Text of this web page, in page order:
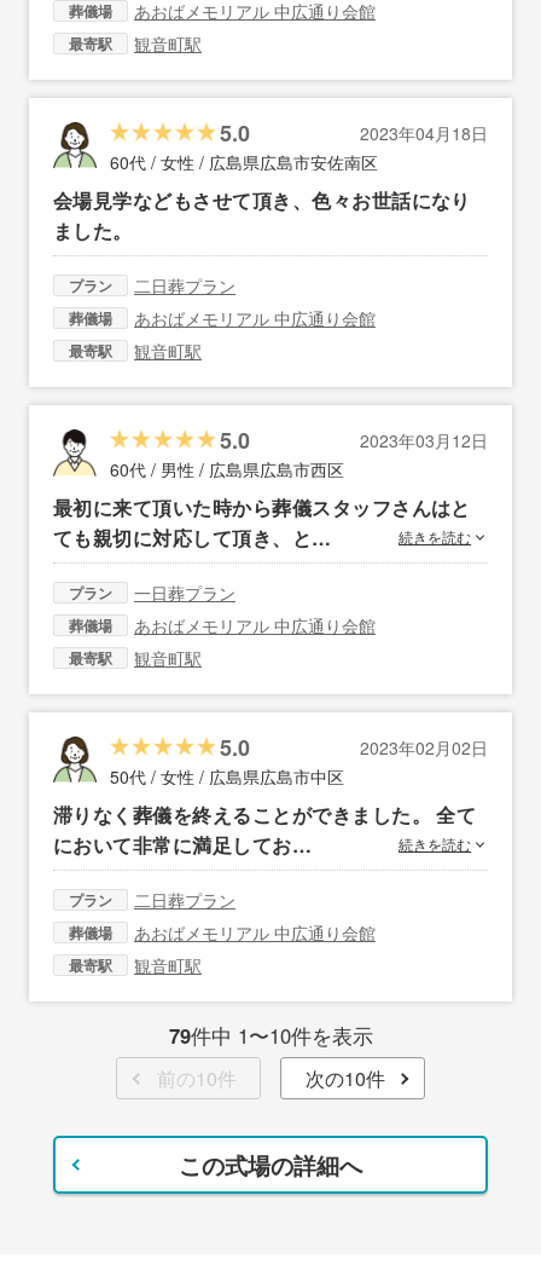
葬儀場 あおばメモリアル 中広通り会館
最寄駅 観音町駅
5.0
2023年04月18日
60代 / 女性 / 広島県広島市安佐南区
会場見学などもさせて頂き、色々お世話になり
ました。
プラン 二日葬プラン
葬儀場 あおばメモリアル 中広通り会館
最寄駅 観音町駅
5.0
2023年03月12日
60代 / 男性 / 広島県広島市西区
最初に来て頂いた時から葬儀スタッフさんはと
ても親切に対応して頂き、と…
続きを読む
プラン 一日葬プラン
葬儀場 あおばメモリアル 中広通り会館
最寄駅 観音町駅
5.0
2023年02月02日
50代 / 女性 / 広島県広島市中区
滞りなく葬儀を終えることができました。 全て
において非常に満足してお…
続きを読む
プラン 二日葬プラン
葬儀場 あおばメモリアル 中広通り会館
最寄駅 観音町駅
79件中 1〜10件を表示
前の10件 次の10件
この式場の詳細へ